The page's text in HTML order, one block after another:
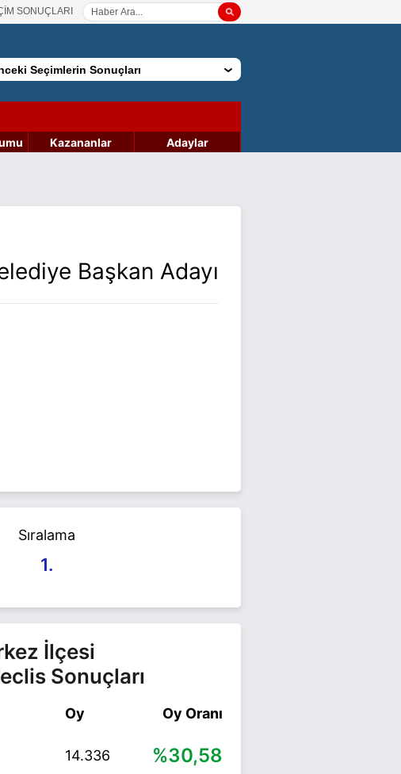
SONUÇLARI
Seçimlerin Sonuçları
Kazananlar Adaylar
Başkan Adayı
TABIPLIK GÖREVLERINDE
2014 YEREL SEÇIMLERINDE AK
BAĞIMSIZ BELEDIYE BAŞKAN
Sıralama
1.
İlçesi
Sonuçları
Oy Oy Oranı
14.336 %30,58